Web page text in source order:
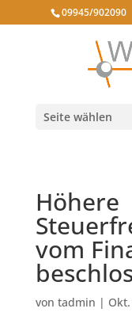
09945/902090
Seite wählen
Höhere
vom
von tadmin |